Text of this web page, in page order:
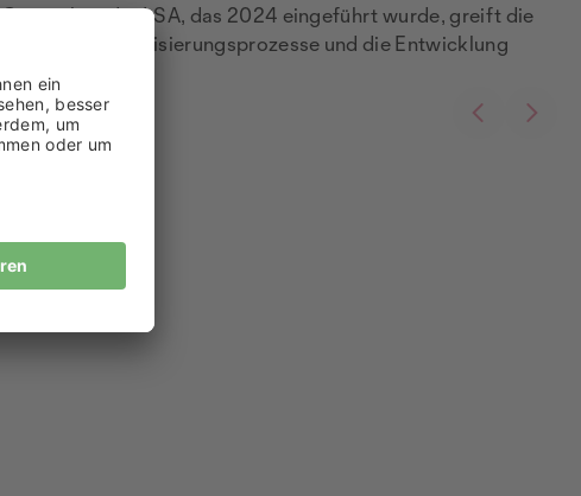
der LSA, das 2024 eingeführt wurde, greift die
Urbanisierungsprozesse und die Entwicklung